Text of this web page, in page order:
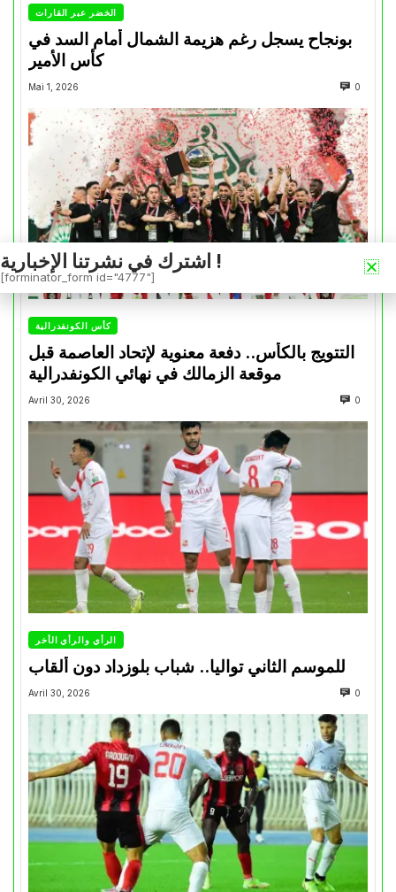
الخضر عبر القارات
بونجاح يسجل رغم هزيمة الشمال أمام السد في
كأس الأمير
Mai 1, 2026 0
كأس الكونفدرالية
التتويج بالكأس.. دفعة معنوية لإتحاد العاصمة قبل
موقعة الزمالك في نهائي الكونفدرالية
Avril 30, 2026 0
الرأي والرأي الأخر
للموسم الثاني تواليا.. شباب بلوزداد دون ألقاب
Avril 30, 2026 0
اشترك في نشرتنا الإخبارية !
[forminator_form id="4777"]